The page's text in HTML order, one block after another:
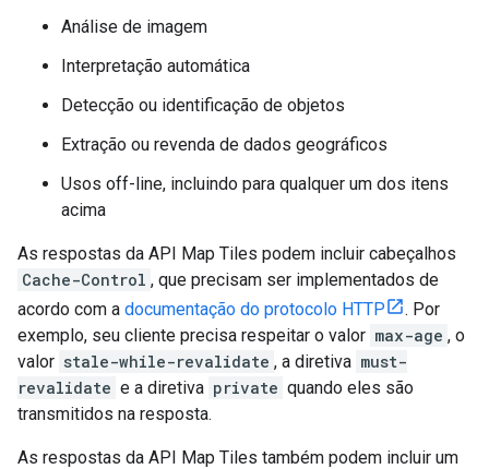
Análise de imagem
Interpretação automática
Detecção ou identificação de objetos
Extração ou revenda de dados geográficos
Usos off-line, incluindo para qualquer um dos itens
acima
As respostas da API Map Tiles podem incluir cabeçalhos
Cache-Control , que precisam ser implementados de
acordo com a documentação do protocolo HTTP
. Por
exemplo, seu cliente precisa respeitar o valor max-age , o
valor stale-while-revalidate , a diretiva must-
revalidate e a diretiva private quando eles são
transmitidos na resposta.
As respostas da API Map Tiles também podem incluir um